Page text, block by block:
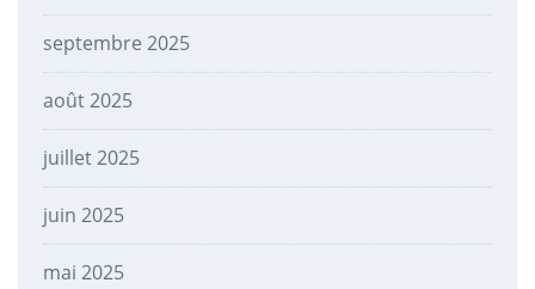
septembre 2025
août 2025
juillet 2025
juin 2025
mai 2025